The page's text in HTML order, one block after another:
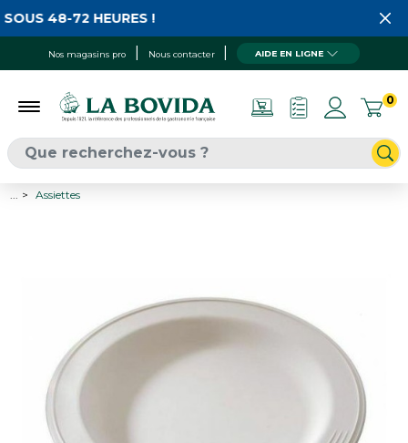
Nos magasins pro Nous contacter AIDE EN LIGNE
0
48-72 HEURES !
Assiettes